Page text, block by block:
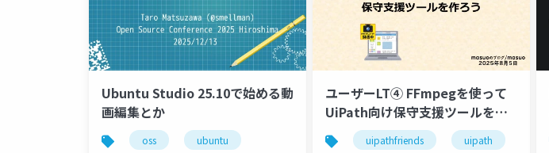
Ubuntu Studio 25.10で始める動
画編集とか
oss ubuntu
ユーザーLT④ FFmpegを使って
UiPath向け保守支援ツールを作
ろう
uipathfriends uipath